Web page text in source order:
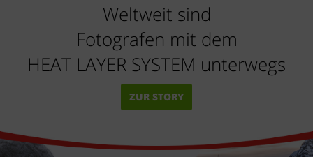
Weltweit sind
Fotografen mit dem
HEAT LAYER SYSTEM unterwegs
ZUR STORY